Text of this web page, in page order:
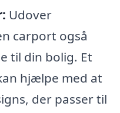
Udover
carport også
til din bolig. Et
hjælpe med at
der passer til